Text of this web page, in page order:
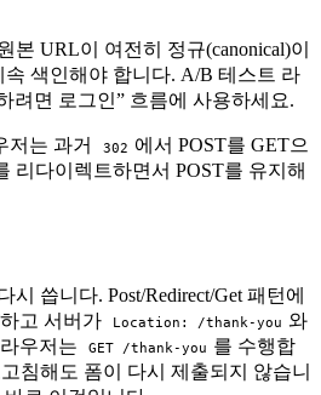
본 URL이 여전히 정규(canonical)이
색인해야 합니다. A/B 테스트 라
려면 로그인” 흐름에 사용하세요.
저는 과거 302 에서 POST를 GET으
리다이렉트하면서 POST를 유지해
씁니다. Post/Redirect/Get 패턴에
고 서버가 Location: /thank-you 와
우저는 GET /thank-you 를 수행합
침해도 폼이 다시 제출되지 않습니